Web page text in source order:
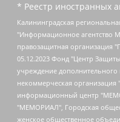
* Реестр иностранных
Калининградская региональная общественная организация "Экозащита!-Женсовет", Фонд содействия защите прав и свобод граждан "Общественный вердикт", Фонд "Институт Развития Свободы Информации", Частное учреждение "Информационное агентство МЕМО. РУ", Региональная общественная организация "Общественная комиссия по сохранению наследия академика Сахарова", Фонд поддержки свободы прессы, Санкт-Петербургская общественная правозащитная организация "Гражданский контроль", Межрегиональная общественная организация "Информационно-просветительский центр "Мемориал", Региональный Фонд "Центр Защиты Прав Средств Массовой Информации", с 05.12.2023 Фонд "Центр Защиты Прав Средств массовой информации", Региональная общественная благотворительная организация помощи беженцам и мигрантам "Гражданское содействие", Негосударственное образовательное учреждение дополнительного профессионального образования (повышение квалификации) специалистов "АКАДЕМИЯ ПО ПРАВАМ ЧЕЛОВЕКА", Свердловская региональная общественная организация "Сутяжник", Автономная некоммерческая организация "Центр независимых социологических исследований", Союз общественных объединений "Российский исследовательский центр по правам человека", Региональное общественное учреждение научно-информационный центр "МЕМОРИАЛ",